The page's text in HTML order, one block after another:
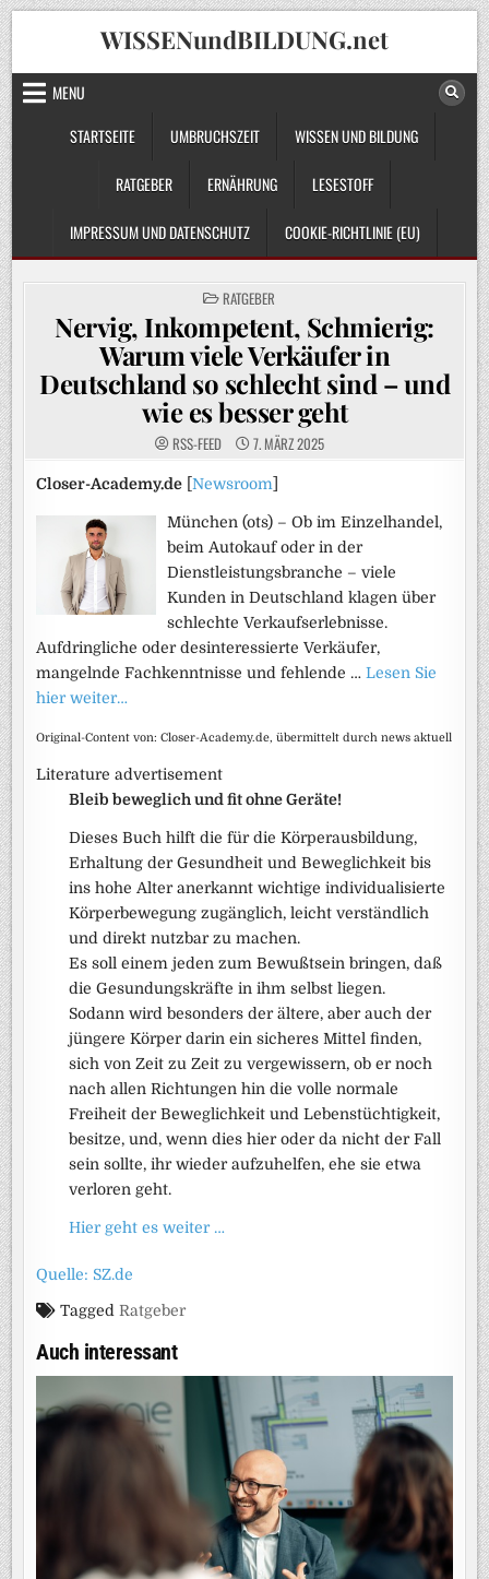
Skip
to
content
WISSENundBILDUNG.net
MENU
STARTSEITE
UMBRUCHSZEIT WISSEN UND BILDUNG
RATGEBER ERNÄHRUNG LESESTOFF
IMPRESSUM UND DATENSCHUTZ COOKIE-RICHTLINIE (EU)
POSTED
IN
RATGEBER
Nervig, Inkompetent, Schmierig:
Warum viele Verkäufer in
Deutschland so schlecht sind – und
wie es besser geht
RSS-FEED 7. MÄRZ 2025
Closer-Academy.de [Newsroom
München (ots) – Ob im Einzelhandel,
beim Autokauf oder in der
Dienstleistungsbranche – viele
Kunden in Deutschland klagen über
schlechte Verkaufserlebnisse.
Aufdringliche oder desinteressierte Verkäufer,
mangelnde Fachkenntnisse und fehlende …Lesen Sie
hier weiter…
Original-Content von: Closer-Academy.de, übermittelt durch news aktuell
Literature advertisement
Bleib beweglich und fit ohne Geräte!
Dieses Buch hilft die für die Körperausbildung,
Erhaltung der Gesundheit und Beweglichkeit bis
ins hohe Alter anerkannt wichtige individualisierte
Körperbewegung zugänglich, leicht verständlich
und direkt nutzbar zu machen.
Es soll einem jeden zum Bewußtsein bringen, daß
die Gesundungskräfte in ihm selbst liegen.
Sodann wird besonders der ältere, aber auch der
jüngere Körper darin ein sicheres Mittel finden,
sich von Zeit zu Zeit zu vergewissern, ob er noch
nach allen Richtungen hin die volle normale
Freiheit der Beweglichkeit und Lebenstüchtigkeit,
besitze, und, wenn dies hier oder da nicht der Fall
sein sollte, ihr wieder aufzuhelfen, ehe sie etwa
verloren geht.
Hier geht es weiter …
Quelle: SZ.de
TaggedRatgeber
Auch interessant